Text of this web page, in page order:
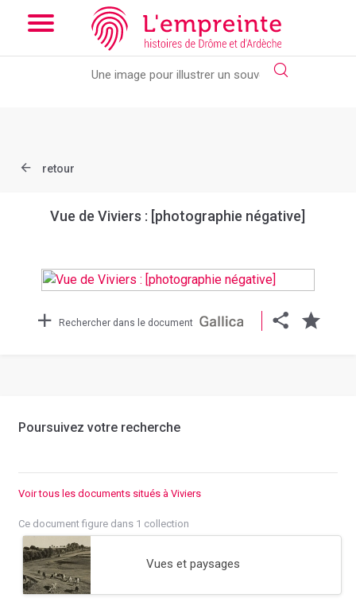
Array ( [slug] => document [ref] => btv1b54000223c )
new slick-theme.css if you want the default styling
retour
Vue de Viviers : [photographie négative]
Rechercher dans le document
Poursuivez votre recherche
Voir tous les documents situés à Viviers
Ce document figure dans 1 collection
Vues et paysages